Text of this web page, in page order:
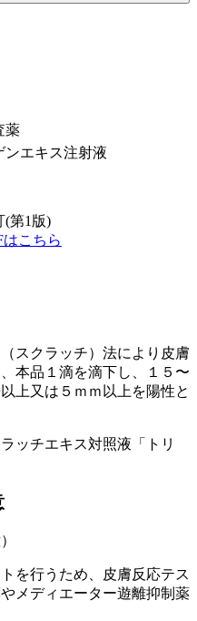
薬
ンエキス注射液
(第1版)
こちら
スクラッチ）法により皮膚
本品１滴を滴下し、１５〜
上又は５ｍｍ以上を陽性と
ッチエキス対照液「トリ
を行うため、皮膚反応テス
メディエーター遊離抑制薬